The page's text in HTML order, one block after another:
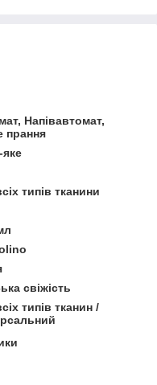
Напівавтомат,
прання
типів тканини
свіжість
типів тканин /